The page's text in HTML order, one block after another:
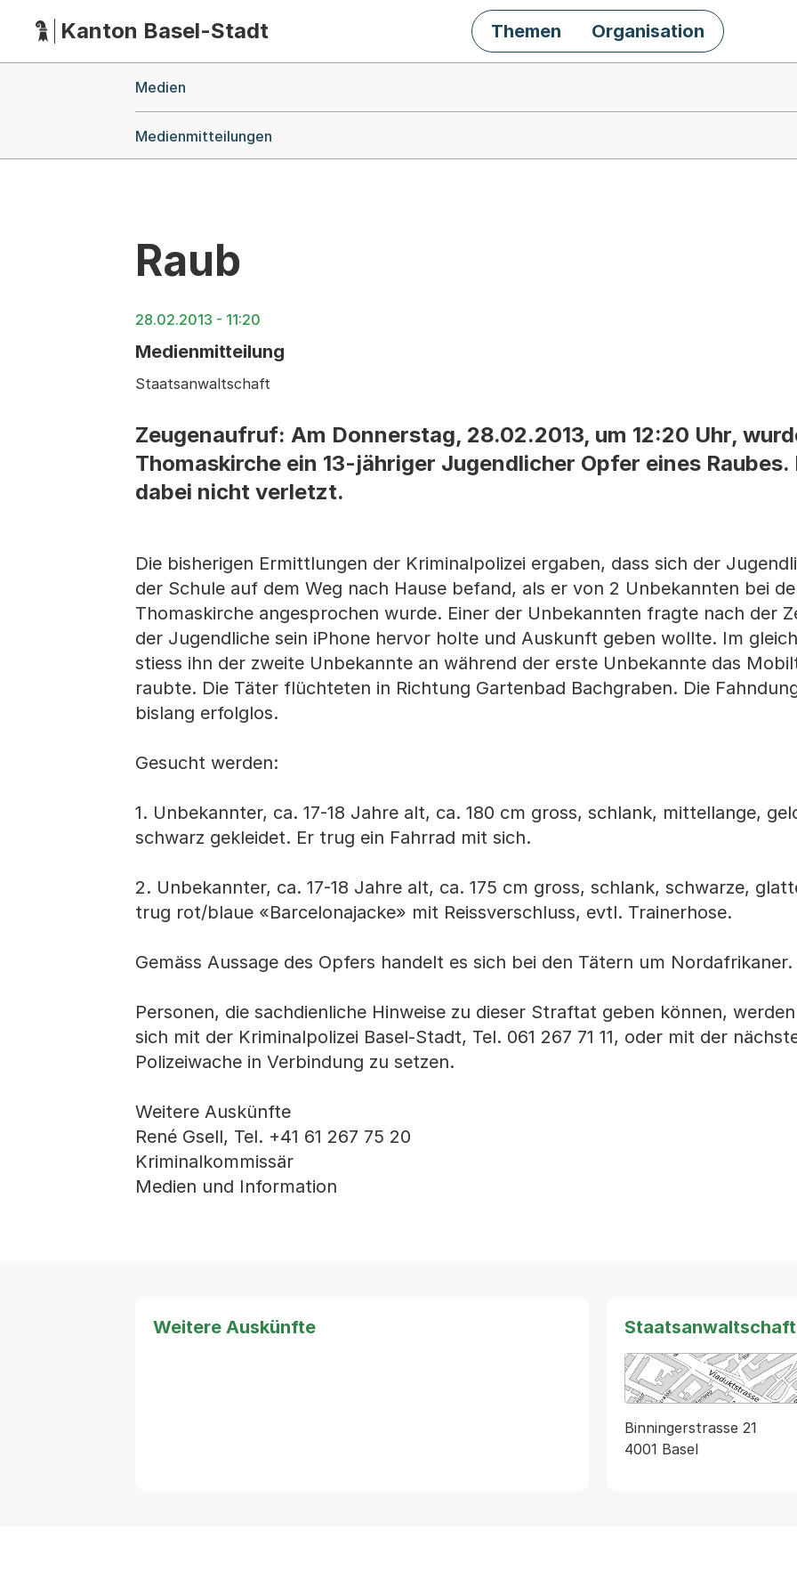
HauptnavigationKanton Basel-Stadt Themen Organisation
Medien
Medienmitteilungen
Raub
28.02.2013 - 11:20
Medienmitteilung
Staatsanwaltschaft
Zeugenaufruf: Am Donnerstag, 28.02.2013, um 12:20 Uhr,
Thomaskirche ein 13-jähriger Jugendlicher Opfer eines Raubes.
dabei nicht verletzt.
Die bisherigen Ermittlungen der Kriminalpolizei ergaben, dass sich der
der Schule auf dem Weg nach Hause befand, als er von 2 Unbekannten bei
Thomaskirche angesprochen wurde. Einer der Unbekannten fragte nach der
der Jugendliche sein iPhone hervor holte und Auskunft geben wollte. Im
stiess ihn der zweite Unbekannte an während der erste Unbekannte das
raubte. Die Täter flüchteten in Richtung Gartenbad Bachgraben. Die
bislang erfolglos.
Gesucht werden:
1. Unbekannter, ca. 17-18 Jahre alt, ca. 180 cm gross, schlank, mittellange,
schwarz gekleidet. Er trug ein Fahrrad mit sich.
2. Unbekannter, ca. 17-18 Jahre alt, ca. 175 cm gross, schlank, schwarze,
trug rot/blaue «Barcelonajacke» mit Reissverschluss, evtl. Trainerhose.
Gemäss Aussage des Opfers handelt es sich bei den Tätern um Nordafrikaner.
Personen, die sachdienliche Hinweise zu dieser Straftat geben können,
sich mit der Kriminalpolizei Basel-Stadt, Tel. 061 267 71 11, oder mit der
Polizeiwache in Verbindung zu setzen.
Weitere Auskünfte
René Gsell, Tel. +41 61 267 75 20
Kriminalkommissär
Medien und Information
Weitere Auskünfte Staatsanwaltschaft
Binningerstrasse 21
4001 Basel